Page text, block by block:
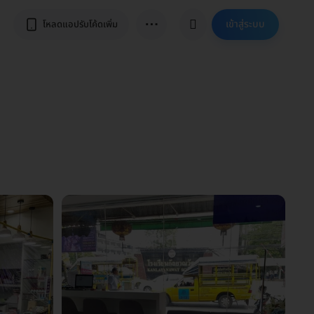
โหลดแอปรับโค้ดเพิ่ม ⋯ เข้าสู่ระบบ